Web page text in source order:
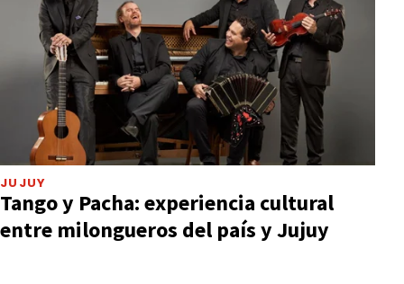
JUJUY
Tango y Pacha: experiencia cultural
entre milongueros del país y Jujuy